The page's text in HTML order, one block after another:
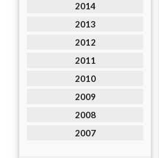
2014
2013
2012
2011
2010
2009
2008
2007